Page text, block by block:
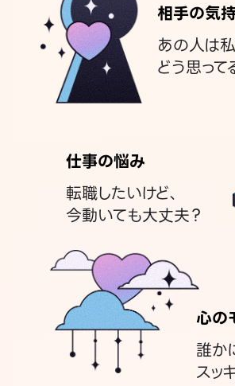
相手の気
あの人は
どう思って
仕事の悩み
転職したいけど、
今動いても大丈夫？
心の
誰か
スッ